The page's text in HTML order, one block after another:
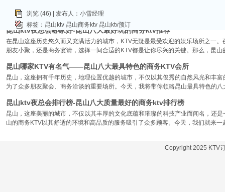
KTV排名，带你领略一下这其中的魅力！
昆山ktv夜总会哪家好-昆山八大最好玩的商务ktv推荐
在昆山这座历史悠久而又充满活力的城市，KTV无疑是最受欢迎的娱乐场所之一
朋友小聚，还是商务宴请，选择一间合适的KTV都是让你尽兴的关键。那么，昆
昆山哪家KTV有名气——昆山八大最具特色的商务KTV会所
昆山，这座拥有千年历史，地理位置优越的城市，不仅以其俊秀的自然风光和丰
为了众多朋友聚会、商务洽谈的重要场所。今天，我将带你领略昆山最具特色的
昆山ktv夜总会排行榜-昆山八大质量最好的商务ktv排行榜
昆山，这座美丽的城市，不仅以其丰厚的文化底蕴和璀璨的科技产业而闻名，还
山的商务KTV以其舒适的环境和高品质的服务吸引了众多顾客。今天，我们就来
浏览 (46) | 发布人：小雪经理
标签： 昆山ktv 昆山商务ktv 昆山ktv预订
Copyright 2025 KTV